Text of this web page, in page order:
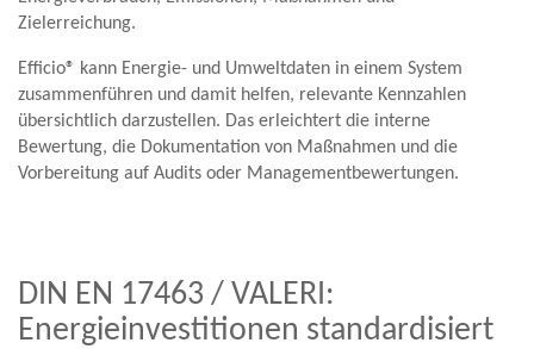
Zielerreichung.
Efficio® kann Energie- und Umweltdaten in einem System
zusammenführen und damit helfen, relevante Kennzahlen
übersichtlich darzustellen. Das erleichtert die interne
Bewertung, die Dokumentation von Maßnahmen und die
Vorbereitung auf Audits oder Managementbewertungen.
DIN EN 17463 / VALERI:
Energieinvestitionen standardisiert